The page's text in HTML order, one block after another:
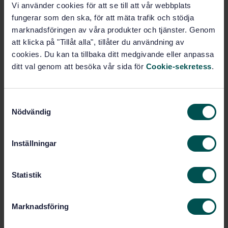
Vi använder cookies för att se till att vår webbplats
fungerar som den ska, för att mäta trafik och stödja
marknadsföringen av våra produkter och tjänster. Genom
att klicka på "Tillåt alla", tillåter du användning av
cookies. Du kan ta tillbaka ditt medgivande eller anpassa
ditt val genom att besöka vår sida för Cookie-sekretess.
Nödvändig
Inställningar
Statistik
Marknadsföring
Subscribe on standards - Read more
Price:
Add to cart
Presentation, SIS/TK 269/AG 01
Edition:2